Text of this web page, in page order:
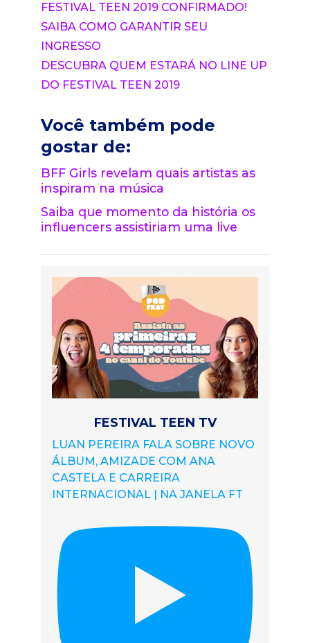
FESTIVAL TEEN 2019 CONFIRMADO!
SAIBA COMO GARANTIR SEU
INGRESSO
DESCUBRA QUEM ESTARÁ NO LINE UP
DO FESTIVAL TEEN 2019
Você também pode
gostar de:
BFF Girls revelam quais artistas as
inspiram na música
Saiba que momento da história os
influencers assistiriam uma live
FESTIVAL TEEN TV
LUAN PEREIRA FALA SOBRE NOVO
ÁLBUM, AMIZADE COM ANA
CASTELA E CARREIRA
INTERNACIONAL | NA JANELA FT